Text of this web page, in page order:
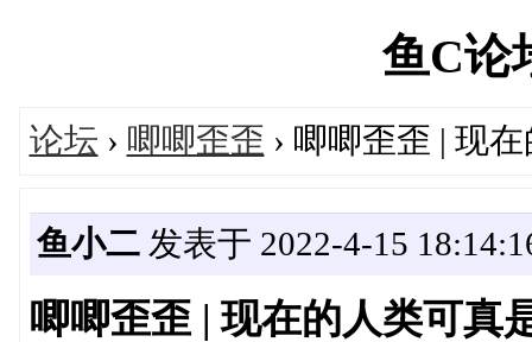
鱼C论
论坛 › 唧唧歪歪 › 唧唧歪歪 | 现
鱼小二发表于 2022-4-15
唧唧歪歪 | 现在的人类可真